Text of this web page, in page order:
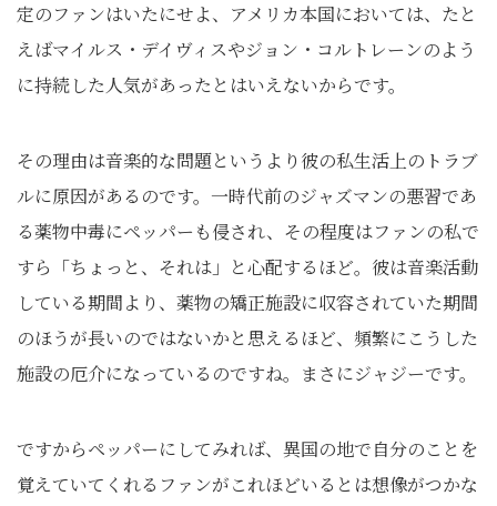
定のファンはいたにせよ、アメリカ本国においては、たと
えばマイルス・デイヴィスやジョン・コルトレーンのよう
に持続した人気があったとはいえないからです。
その理由は音楽的な問題というより彼の私生活上のトラブ
ルに原因があるのです。一時代前のジャズマンの悪習であ
る薬物中毒にペッパーも侵され、その程度はファンの私で
すら「ちょっと、それは」と心配するほど。彼は音楽活動
している期間より、薬物の矯正施設に収容されていた期間
のほうが長いのではないかと思えるほど、頻繁にこうした
施設の厄介になっているのですね。まさにジャジーです。
ですからペッパーにしてみれば、異国の地で自分のことを
覚えていてくれるファンがこれほどいるとは想像がつかな